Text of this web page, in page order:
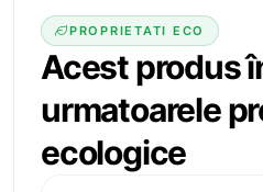
PROPRIETATI ECO
Acest produs
urmatoarele
ecologice